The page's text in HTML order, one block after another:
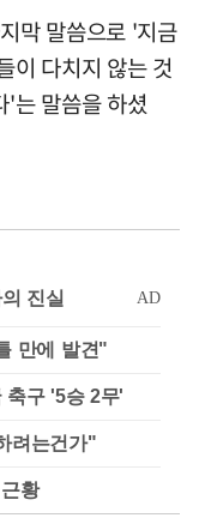
막 말씀으로 '지금
이 다치지 않는 것
'는 말씀을 하셨
만에 발견"
구 '5승 2무'
려는건가"
황